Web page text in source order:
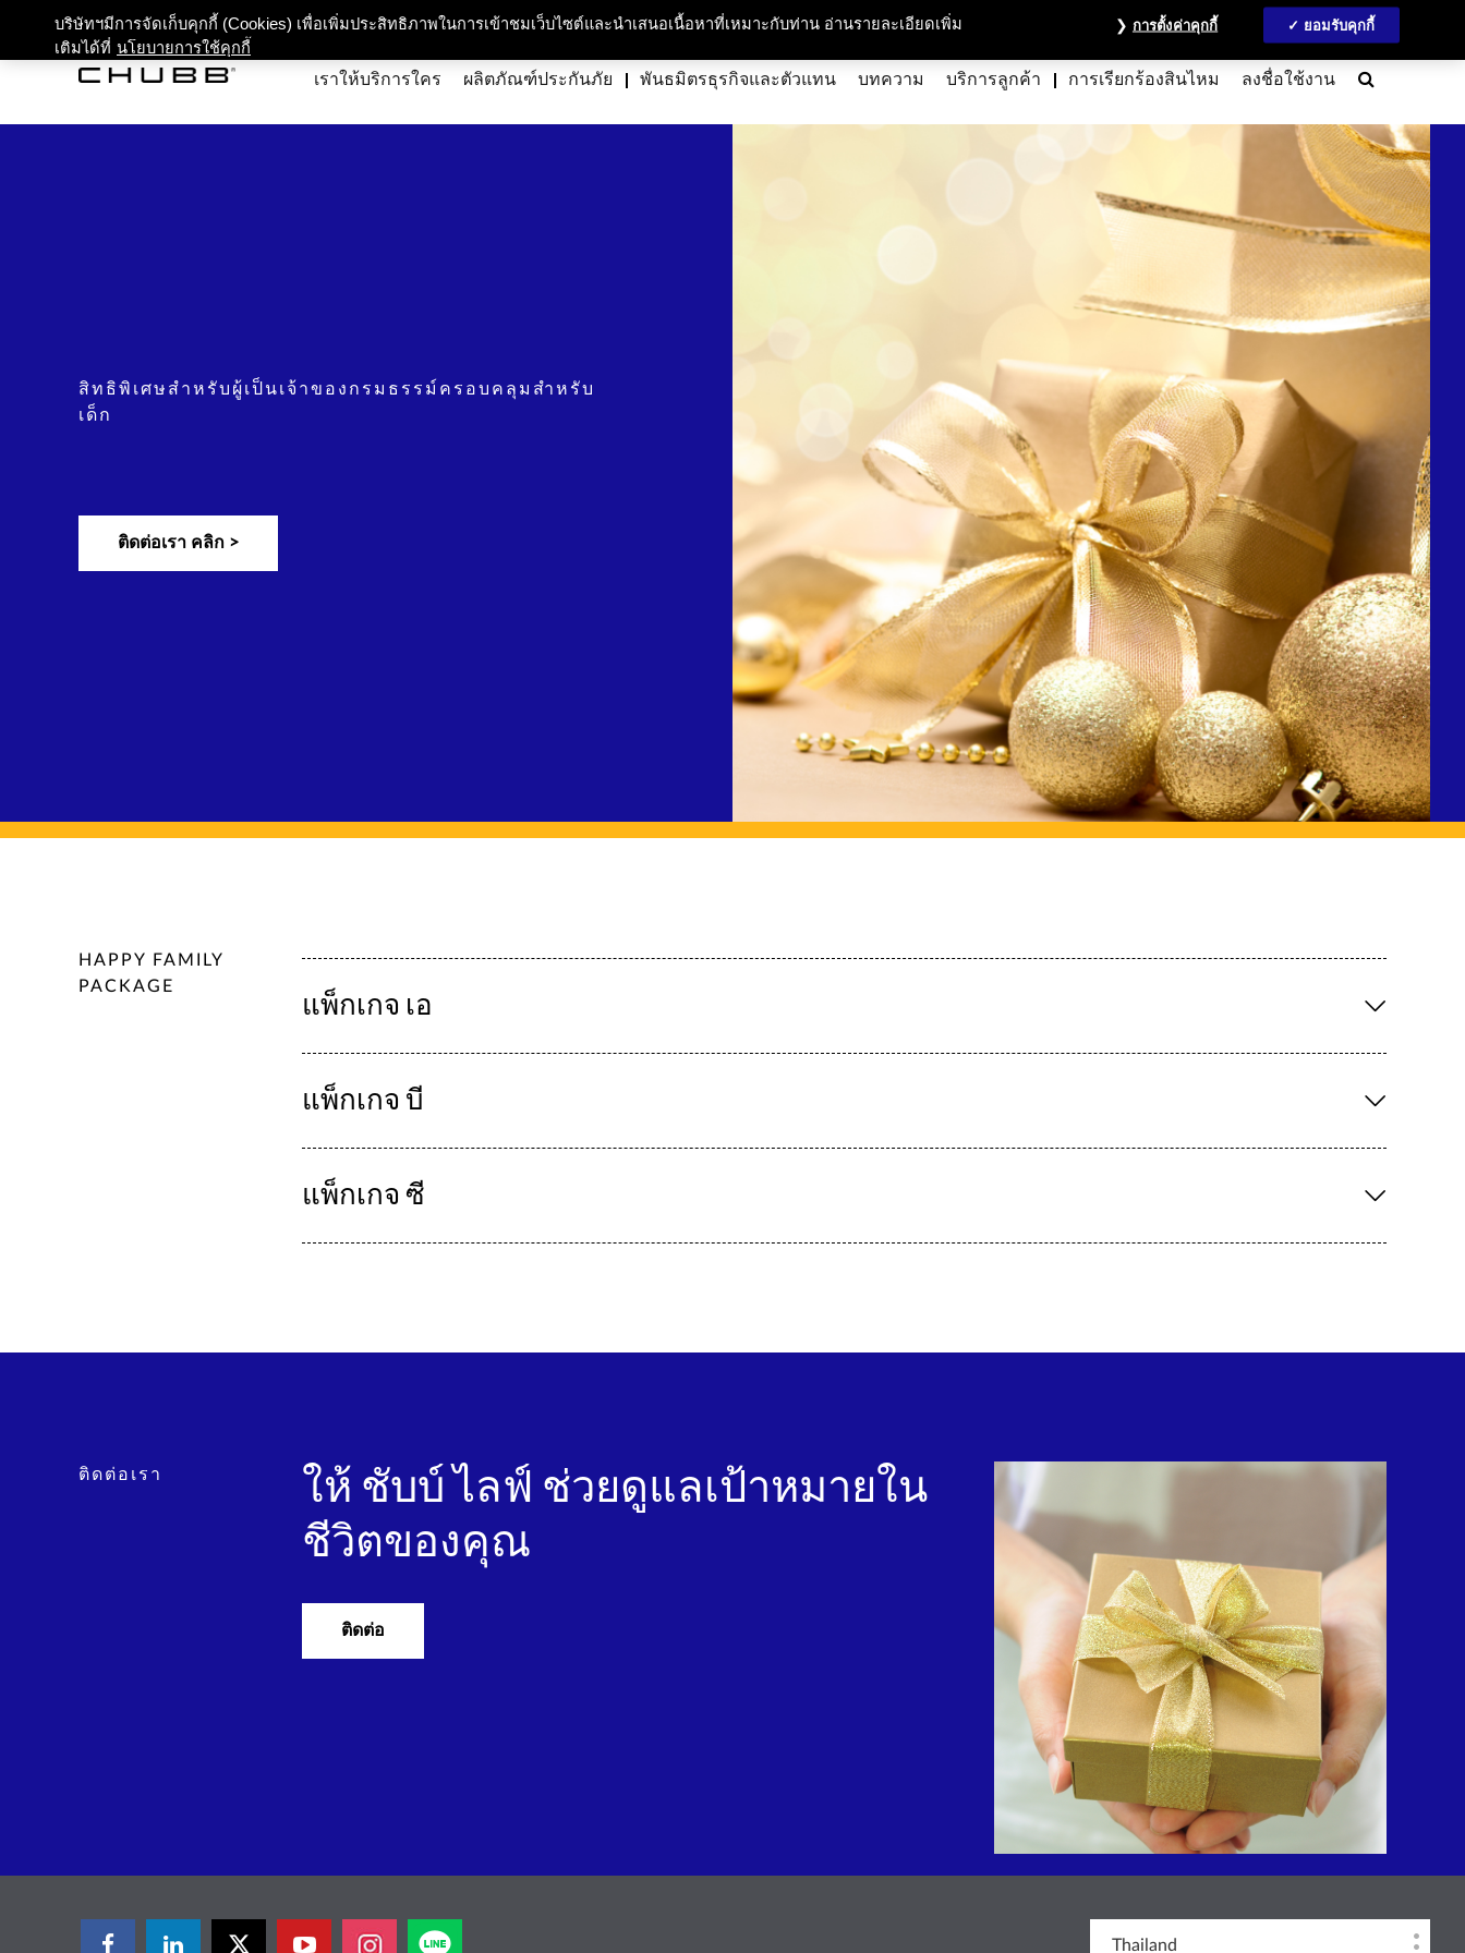
เกี่ยวกับเรา ความรับผิดชอบต่อสังคมและสิ่งแวดล้อม สนใจร่วมงาน ศูนย์สื่อมวลชน MyAccount English
เราให้บริการใคร ผลิตภัณฑ์ประกันภัย พันธมิตรธุรกิจและตัวแทน บทความ บริการลูกค้า การเรียกร้องสินไหม ลงชื่อใช้งาน Search
สิทธิพิเศษสําหรับผู้เป็นเจ้าของกรมธรรม์ครอบคลุมสำหรับ
เด็ก
ติดต่อเรา คลิก >
HAPPY FAMILY
PACKAGE
แพ็กเกจ เอ
แพ็กเกจ บี
แพ็กเกจ ซี
ติดต่อเรา
ให้ ชับบ์ ไลฟ์ ช่วยดูแลเป้าหมายใน
ชีวิตของคุณ
ติดต่อ
Thailand
บริษัทฯมีการจัดเก็บคุกกี้ (Cookies) เพื่อเพิ่มประสิทธิภาพในการเข้าชมเว็บไซต์และนำเสนอเนื้อหาที่เหมาะกับท่าน อ่านรายละเอียดเพิ่ม
เติมได้ที่ นโยบายการใช้คุกกี้
การตั้งค่าคุกกี้ ยอมรับคุกกี้